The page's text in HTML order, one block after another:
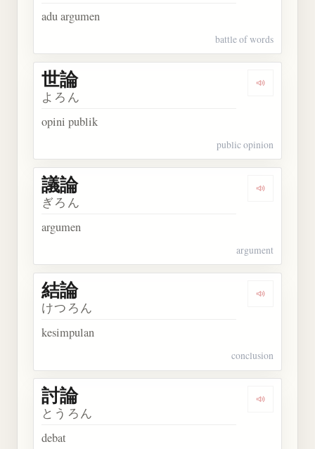
adu argumen
battle of words
Dengarkan
世論
よろん
opini publik
public opinion
Dengarkan
議論
ぎろん
argumen
argument
Dengarkan
結論
けつろん
kesimpulan
conclusion
Dengarkan
討論
とうろん
debat